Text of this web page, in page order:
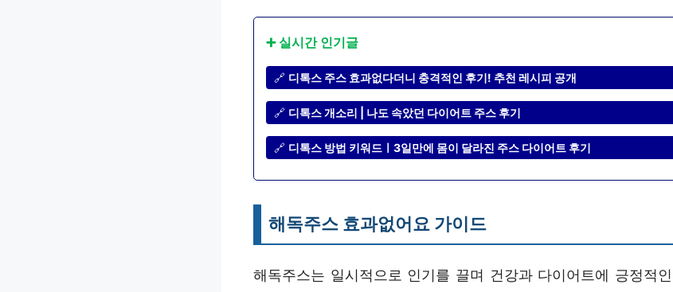
➕ 실시간 인기글
🔗 디톡스 주스 효과없다더니 충격적인 후기! 추천 레시피 공개
🔗 디톡스 개소리 | 나도 속았던 다이어트 주스 후기
🔗 디톡스 방법 키워드ㅣ3일만에 몸이 달라진 주스 다이어트 후기
해독주스 효과없어요 가이드
해독주스는 일시적으로 인기를 끌며 건강과 다이어트에 긍정적